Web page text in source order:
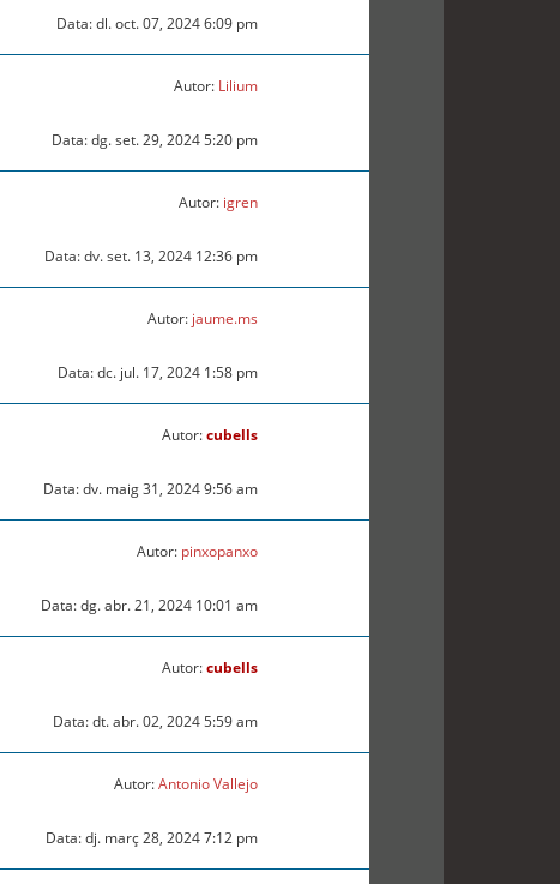
Data: dl. oct. 07, 2024 6:09 pm
Autor: Lilium
Data: dg. set. 29, 2024 5:20 pm
Autor: igren
Data: dv. set. 13, 2024 12:36 pm
Autor: jaume.ms
Data: dc. jul. 17, 2024 1:58 pm
Autor:cubells
Data: dv. maig 31, 2024 9:56 am
Autor: pinxopanxo
Data: dg. abr. 21, 2024 10:01 am
Autor:cubells
Data: dt. abr. 02, 2024 5:59 am
Autor:Antonio Vallejo
Data: dj. març 28, 2024 7:12 pm